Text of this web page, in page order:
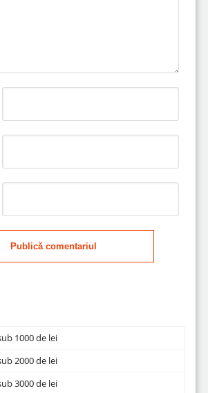
Publică comentariul
1000 de lei
2000 de lei
3000 de lei